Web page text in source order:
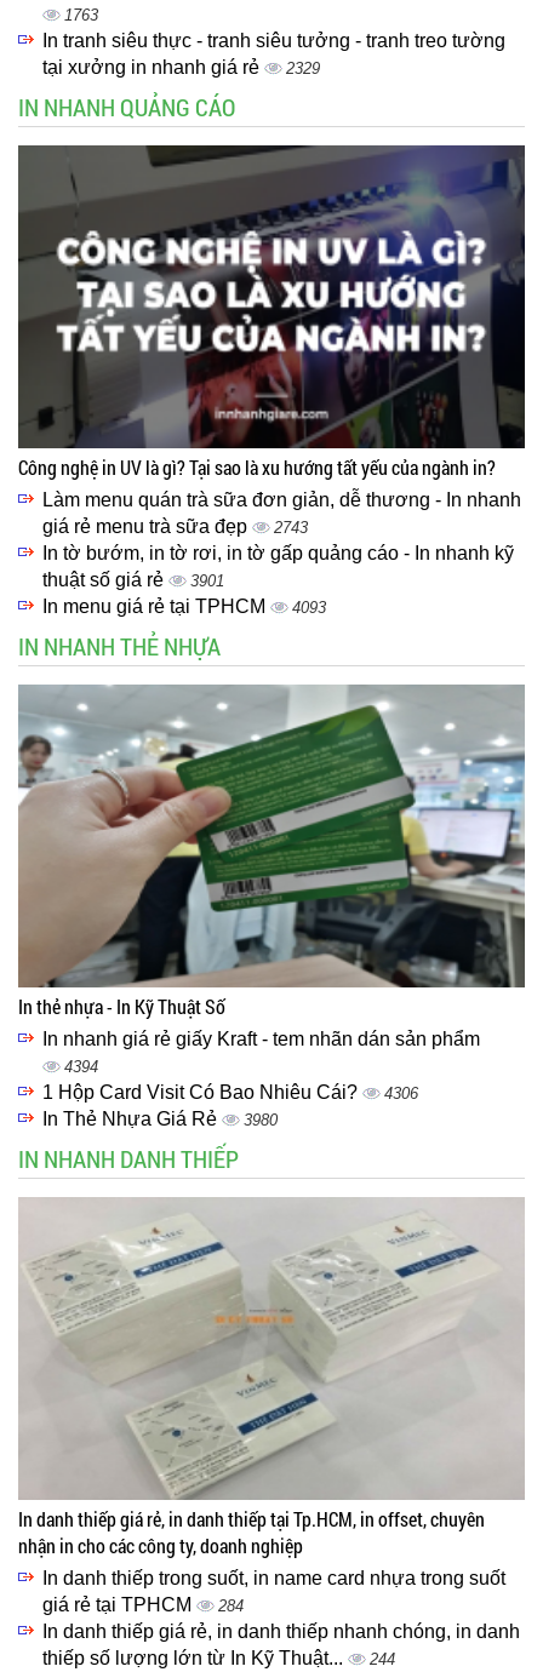
1763
In tranh siêu thực - tranh siêu tưởng - tranh treo tường
tại xưởng in nhanh giá rẻ
2329
IN NHANH QUẢNG CÁO
Công nghệ in UV là gì? Tại sao là xu hướng tất yếu của ngành in?
Làm menu quán trà sữa đơn giản, dễ thương - In nhanh
giá rẻ menu trà sữa đẹp
2743
In tờ bướm, in tờ rơi, in tờ gấp quảng cáo - In nhanh kỹ
thuật số giá rẻ
3901
In menu giá rẻ tại TPHCM 4093
IN NHANH THẺ NHỰA
In thẻ nhựa - In Kỹ Thuật Số
In nhanh giá rẻ giấy Kraft - tem nhãn dán sản phẩm
4394
1 Hộp Card Visit Có Bao Nhiêu Cái? 4306
In Thẻ Nhựa Giá Rẻ 3980
IN NHANH DANH THIẾP
In danh thiếp giá rẻ, in danh thiếp tại Tp.HCM, in offset, chuyên
nhận in cho các công ty, doanh nghiệp
In danh thiếp trong suốt, in name card nhựa trong suốt
giá rẻ tại TPHCM
284
In danh thiếp giá rẻ, in danh thiếp nhanh chóng, in danh
thiếp số lượng lớn từ In Kỹ Thuật...
244